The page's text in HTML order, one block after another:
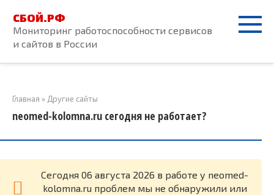
контенту
СБОЙ.РФ
Мониторинг работоспособности сервисов
и сайтов в России
Главная » Другие сайты
neomed-kolomna.ru сегодня не работает?
Cегодня 06 августа 2026 в работе у neomed-
kolomna.ru проблем мы не обнаружили или